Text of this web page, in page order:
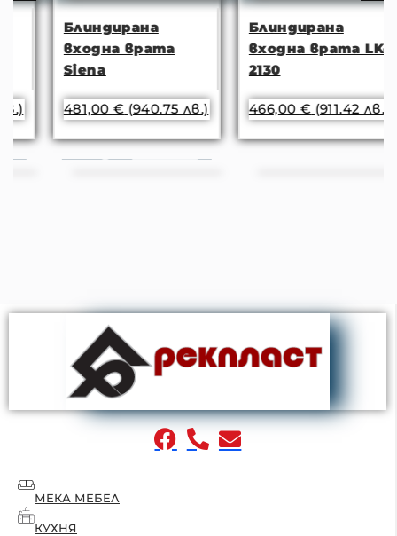
Блиндирана
входна врата
Siena
481,00€ (940.75 лв.)
Блиндирана
входна врата LK-
2130
466,00€ (911.42 лв.)
МЕКА МЕБЕЛ
КУХНЯ